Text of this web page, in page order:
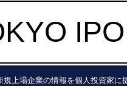
規上場企業の情報を個人投資家に